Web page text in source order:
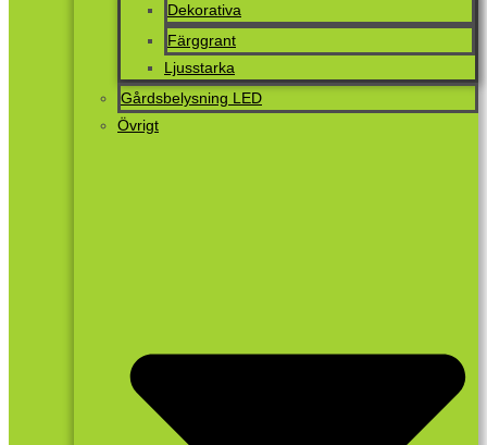
Dekorativa
Färggrant
Ljusstarka
Gårdsbelysning LED
Övrigt